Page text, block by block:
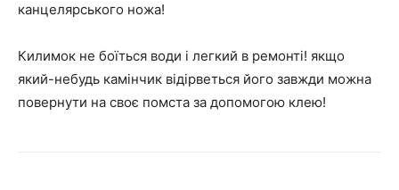
канцелярського ножа!
Килимок не боїться води і легкий в ремонті! якщо
який-небудь камінчик відірветься його завжди можна
повернути на своє помста за допомогою клею!